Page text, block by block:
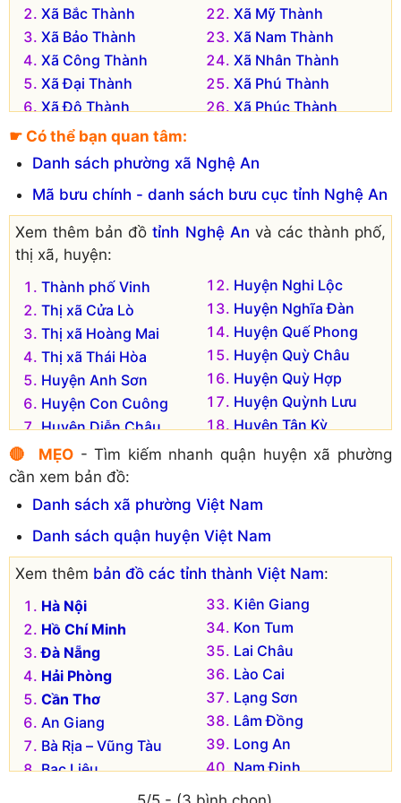
Xã Bắc Thành
Xã Bảo Thành
Xã Công Thành
Xã Đại Thành
Xã Đô Thành
Xã Đồng Thành
Xã Đức Thành
Xã Hậu Thành
Xã Hoa Thành
Xã Hồng Thành
Xã Hợp Thành
Xã Hùng Thành
Xã Khánh Thành
Xã Kim Thành
Xã Lăng Thành
Xã Liên Thành
Xã Long Thành
Xã Lý Thành
Xã Mỹ Thành
Xã Nam Thành
Xã Nhân Thành
Xã Phú Thành
Xã Phúc Thành
Xã Sơn Thành
Xã Tăng Thành
Xã Tây Thành
Xã Tiến Thành
Xã Trung Thành
Xã Văn Thành
Xã Viên Thành
Xã Vĩnh Thành
Xã Xuân Thành
☛ Có thể bạn quan tâm:
Danh sách phường xã Nghệ An
Mã bưu chính - danh sách bưu cục tỉnh Nghệ An
Xem thêm bản đồtỉnh Nghệ An và các thành phố,
thị xã, huyện:
Thành phố Vinh
Thị xã Cửa Lò
Thị xã Hoàng Mai
Thị xã Thái Hòa
Huyện Anh Sơn
Huyện Con Cuông
Huyện Diễn Châu
Huyện Đô Lương
Huyện Hưng Nguyên
Huyện Kỳ Sơn
Huyện Nghi Lộc
Huyện Nghĩa Đàn
Huyện Quế Phong
Huyện Quỳ Châu
Huyện Quỳ Hợp
Huyện Quỳnh Lưu
Huyện Tân Kỳ
Huyện Thanh Chương
Huyện Yên Thành
🔴 MẸO- Tìm kiếm nhanh quận huyện xã phường
cần xem bản đồ:
Danh sách xã phường Việt Nam
Danh sách quận huyện Việt Nam
Xem thêm bản đồ các tỉnh thành Việt Nam:
Hà Nội
Hồ Chí Minh
Đà Nẵng
Hải Phòng
Cần Thơ
An Giang
Bà Rịa – Vũng Tàu
Bạc Liêu
Kiên Giang
Kon Tum
Lai Châu
Lào Cai
Lạng Sơn
Lâm Đồng
Long An
Nam Định
Nghệ An